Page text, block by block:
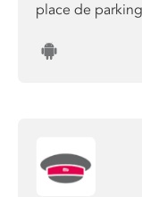
place de